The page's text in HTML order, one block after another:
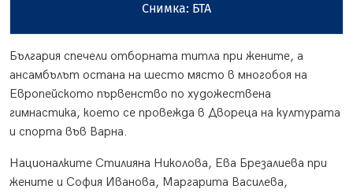
Снимка: БТА
България спечели отборната титла при жените, а
ансамбълът остана на шесто място в многобоя на
Европейското първенство по художествена
гимнастика, което се провежда в Двореца на културата
и спорта във Варна.
Националките Стилияна Николова, Ева Брезалиева при
жените и София Иванова, Маргарита Василева,